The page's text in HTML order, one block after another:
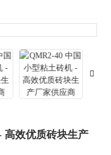
高效优质砖块生产